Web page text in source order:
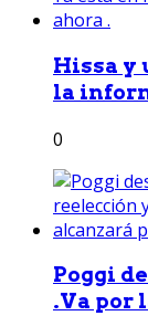
Hissa y
la
0
Poggi
.Va por